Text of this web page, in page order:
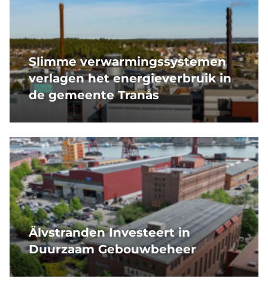
Slimme verwarmingssystemen
verlagen het energieverbruik in
de gemeente Tranås
Älvstranden Investeert in
Duurzaam Gebouwbeheer